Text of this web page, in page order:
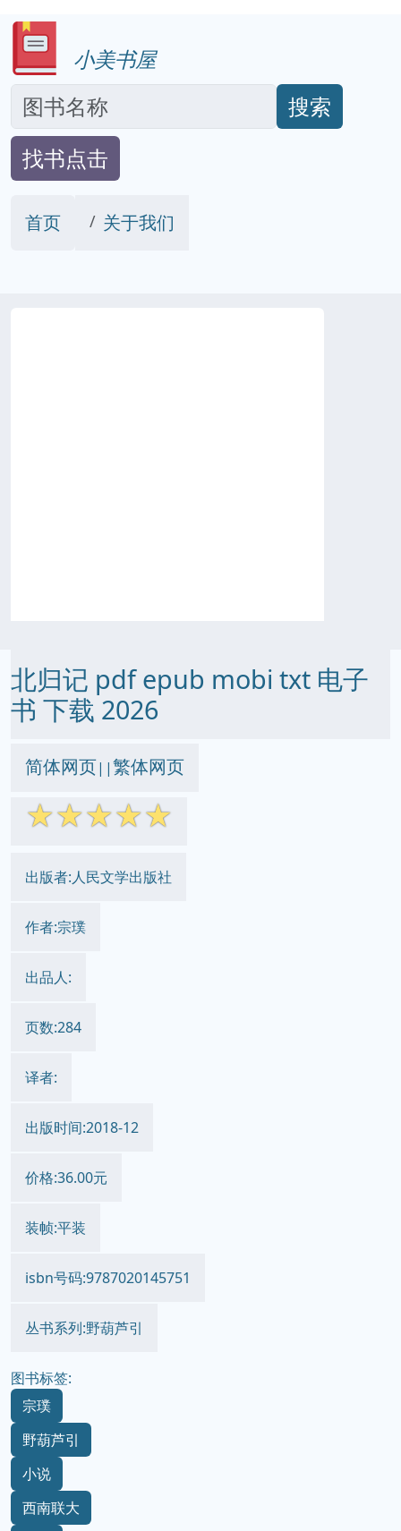
小美书屋
搜索
找书点击
首页 关于我们
北归记 pdf epub mobi txt 电子
书 下载 2026
简体网页||繁体网页
☆☆☆☆☆
出版者:人民文学出版社
作者:宗璞
出品人:
页数:284
译者:
出版时间:2018-12
价格:36.00元
装帧:平装
isbn号码:9787020145751
丛书系列:野葫芦引
图书标签:
宗璞
野葫芦引
小说
西南联大